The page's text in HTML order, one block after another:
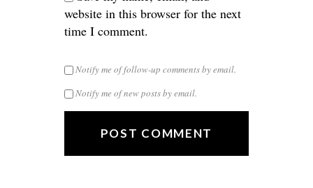
website in this browser for the next
time I comment.
Notify me of follow-up comments by email.
Notify me of new posts by email.